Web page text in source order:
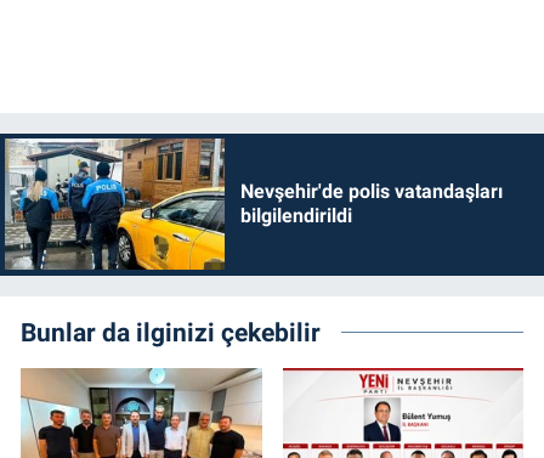
Nevşehir'de polis vatandaşları
bilgilendirildi
Bunlar da ilginizi çekebilir